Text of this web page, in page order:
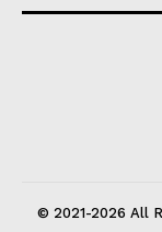
© 2021-2026 All